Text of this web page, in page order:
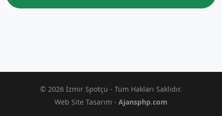
© 2026 İzmir Spotçu - Tüm Hakları Saklıdır.
Web Site Tasarım - Ajansphp.com